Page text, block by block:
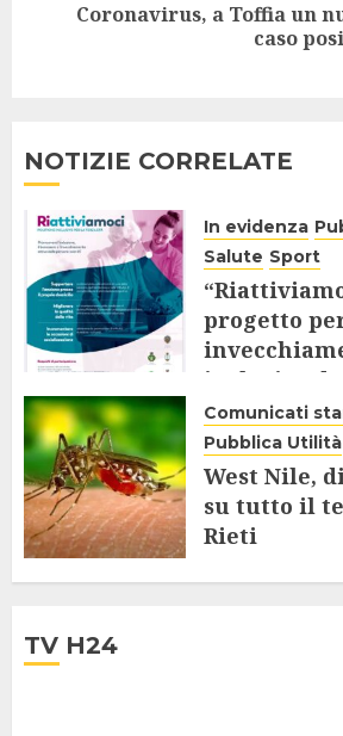
NextCoronavirus, a Toffia un
caso
NOTIZIE CORRELATE
In evidenza
Salute Sport
progetto
inclusivo
9 AGOSTO 2025
Comunicati
Pubblica Utilità
West Nile,
su tutto il
Rieti
TV H24